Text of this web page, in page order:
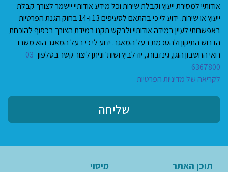
אודותיי למסירת ייעוץ וקבלת שירות וכל מידע אודותיי יישמר לצורך קבלת
ייעוץ או שירות. ידוע לי כי בהתאם לסעיפים 13 ו-14 בחוק הגנת הפרטיות
באפשרותי לעיין במידה אודותיי ולבקש תקנו במידת הצורך בכפוף להוכחת
הדרוש התיקון ולהסכמת בעל המאגר. ידוע לי כי בעל המאגר הוא משרד
רואי החשבון הוגן, גינזבורג, יודלביץ ושות' וניתן ליצור קשר בטלפון03-
6367800
לקריאה של מדיניות הפרטיות
שליחה
תוכן האתר מיסוי